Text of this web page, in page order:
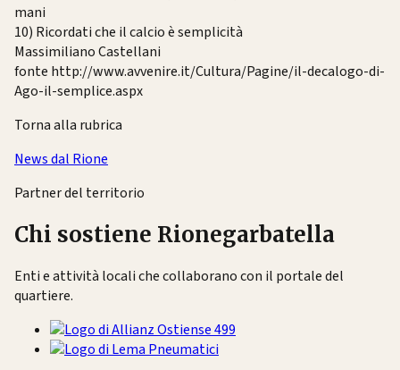
mani
10) Ricordati che il calcio è semplicità
Massimiliano Castellani
fonte http://www.avvenire.it/Cultura/Pagine/il-decalogo-di-
Ago-il-semplice.aspx
Torna alla rubrica
News dal Rione
Partner del territorio
Chi sostiene Rionegarbatella
Enti e attività locali che collaborano con il portale del
quartiere.